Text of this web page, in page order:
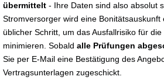
übermittelt - Ihre Daten sind also absolut
Stromversorger wird eine Bonitätsauskunft
üblicher Schritt, um das Ausfallrisiko für
minimieren. Sobald alle Prüfungen
Sie per E-Mail eine Bestätigung des
Vertragsunterlagen zugeschickt.